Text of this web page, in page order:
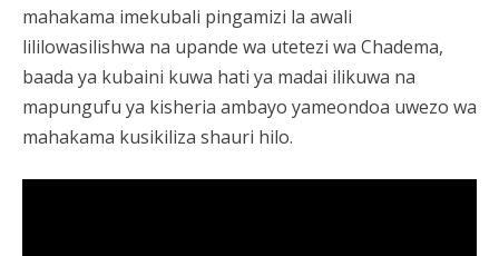
mahakama imekubali pingamizi la awali
lililowasilishwa na upande wa utetezi wa Chadema,
baada ya kubaini kuwa hati ya madai ilikuwa na
mapungufu ya kisheria ambayo yameondoa uwezo wa
mahakama kusikiliza shauri hilo.